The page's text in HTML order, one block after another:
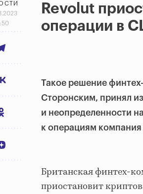
Revolut
операции в
Такое решение
Сторонским, принял
и неопределенности
к операциям компания
Британская финтех-
приостановит